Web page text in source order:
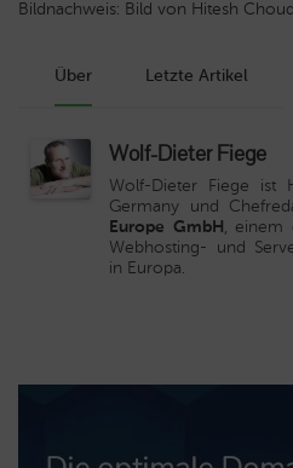
Bildnachweis: Bild von Hitesh
Über Letzte Artikel
Wolf-Dieter Fiege
Wolf-Dieter Fiege ist
Germany und
Europe GmbH, einem
Webhosting- und
in Europa.